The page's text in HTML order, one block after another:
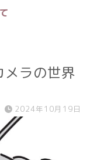
ラの世界
2024年10月19日